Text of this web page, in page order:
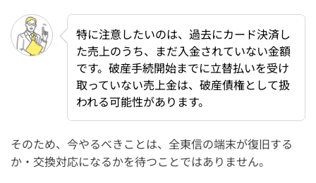
特に注意したいのは、過去にカード決済し
た売上のうち、まだ入金されていない金額
です。破産手続開始までに立替払いを受け
取っていない売上金は、破産債権として扱
われる可能性があります。
そのため、今やるべきことは、全東信の端末が復旧する
か・交換対応になるかを待つことではありません。